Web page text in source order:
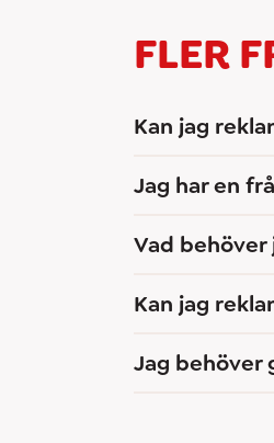
FLER
Kan jag
Jag har en
Vad
Kan jag
Jag behöver